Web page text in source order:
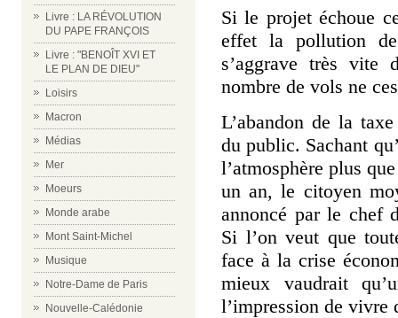
Livre : LA RÉVOLUTION
DU PAPE FRANÇOIS
Livre : "BENOÎT XVI ET
LE PLAN DE DIEU"
Loisirs
Macron
Médias
Mer
Moeurs
Monde arabe
Mont Saint-Michel
Musique
Notre-Dame de Paris
Nouvelle-Calédonie
Si le projet échoue
effet la pollution
s’aggrave très vite
nombre de vols ne
L’abandon de la
du public. Sachant
l’atmosphère plus
un an, le citoyen
annoncé par le chef
Si l’on veut que
face à la crise
mieux vaudrait
l’impression de vivre